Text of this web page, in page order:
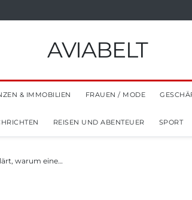
AVIABELT
& IMMOBILIEN FRAUEN / MODE
REISEN UND ABENTEUER SPORT
warum eine…